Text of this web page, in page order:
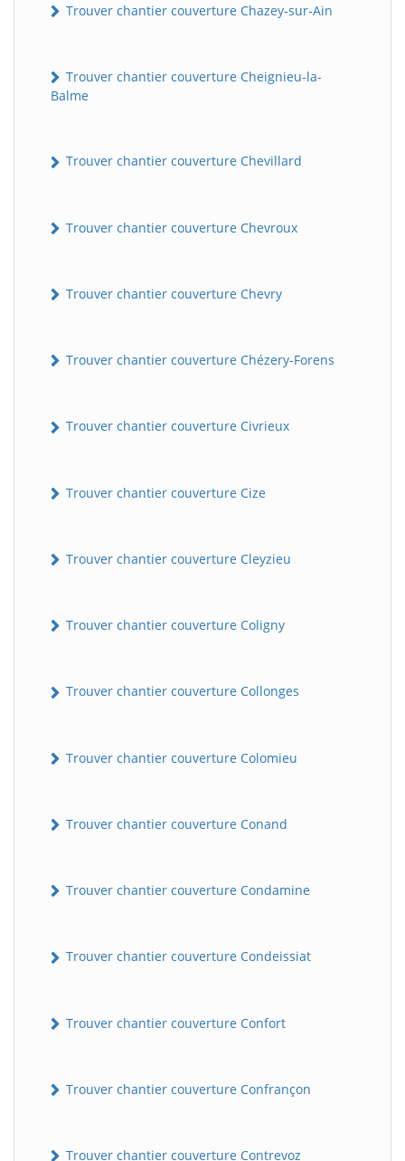
Trouver chantier couverture Chazey-sur-Ain
Trouver chantier couverture Cheignieu-la-
Balme
Trouver chantier couverture Chevillard
Trouver chantier couverture Chevroux
Trouver chantier couverture Chevry
Trouver chantier couverture Chézery-Forens
Trouver chantier couverture Civrieux
Trouver chantier couverture Cize
Trouver chantier couverture Cleyzieu
Trouver chantier couverture Coligny
Trouver chantier couverture Collonges
Trouver chantier couverture Colomieu
Trouver chantier couverture Conand
Trouver chantier couverture Condamine
Trouver chantier couverture Condeissiat
Trouver chantier couverture Confort
Trouver chantier couverture Confrançon
Trouver chantier couverture Contrevoz
BatiWebPro